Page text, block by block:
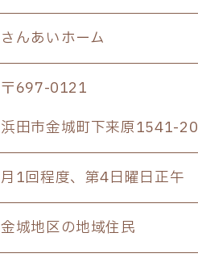
さんあいホーム
〒697-0121
浜田市金城町下来原1541-20
月1回程度、第4日曜日正午
金城地区の地域住民